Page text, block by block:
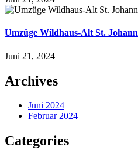
Umzüge Wildhaus-Alt St. Johann
Juni 21, 2024
Archives
Juni 2024
Februar 2024
Categories